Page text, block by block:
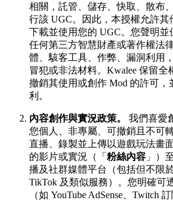
相關，託管、儲存、快取、散布
行該 UGC。因此，本授權允許其
下載並使用您的 UGC。您聲明並
任何第三方智慧財產或著作權法
體、駭客工具、作弊、漏洞利用
冒犯或非法材料。Kwalee 保留
撤銷其使用或創作 Mod 的許可，
利。
內容創作與實況政策。
我們喜愛
您個人、非專屬、可撤銷且不可
直播、錄製並上傳以遊戲玩法畫
的影片或實況（「 粉絲內容 」）
播及社群媒體平台（包括但不限於
TikTok 及類似服務）。您明確可
（如 YouTube AdSense、Twitch